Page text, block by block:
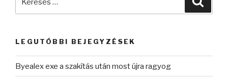
LEGUTÓBBI BEJEGYZÉSEK
Byealex exe a szakítás után most újra ragyog